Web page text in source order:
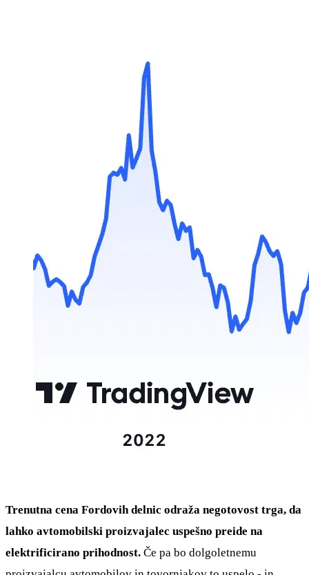
Trenutna cena Fordovih delnic odraža negotovost trga, da
lahko avtomobilski proizvajalec uspešno preide na
elektrificirano prihodnost. Če pa bo dolgoletnemu